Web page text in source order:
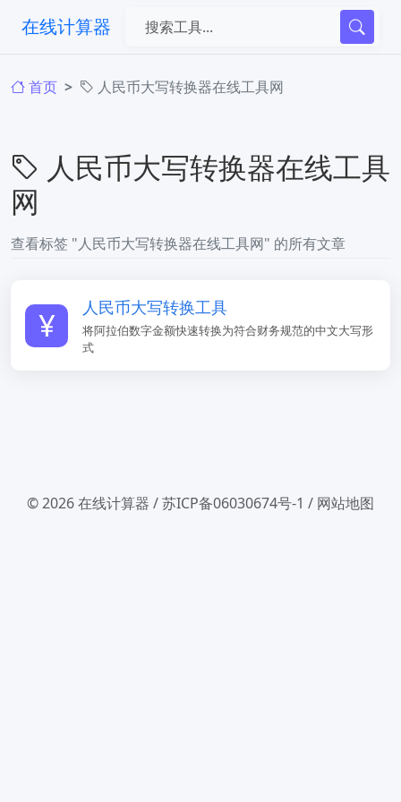
在线计算器
首页 人民币大写转换器在线工具网
人民币大写转换器在线工具
网
查看标签 "人民币大写转换器在线工具网" 的所有文章
人民币大写转换工具
将阿拉伯数字金额快速转换为符合财务规范的中文大写形
式
© 2026在线计算器 /苏ICP备06030674号-1 / 网站地图